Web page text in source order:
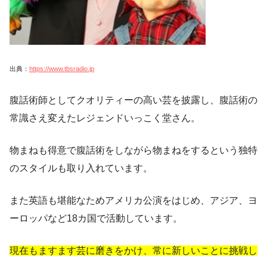
出典： https://www.tbsradio.jp
腹話術師としてクオリティーの高い芸を披露し、腹話術の
常識さえ変えたレジェンドいっこく堂さん。
物まねも得意で腹話術をしながら物まねをするという独特
のスタイルも取り入れています。
また英語も堪能なためアメリカ公演をはじめ、アジア、ヨ
ーロッパなど18カ国で活動しています。
現在もますます芸に磨きをかけ、常に新しいことに挑戦し